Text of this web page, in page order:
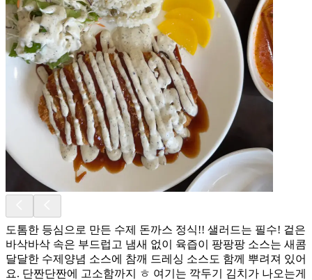
도톰한 등심으로 만든 수제 돈까스 정식!! 샐러드는 필수! 겉은
바삭바삭 속은 부드럽고 냄새 없이 육즙이 팡팡팡 소스는 새콤
달달한 수제양념 소스에 참깨 드레싱 소스도 함께 뿌려져 있어
요. 단짠단짠에 고소함까지 ㅎ 여기는 깍두기 김치가 나오는게